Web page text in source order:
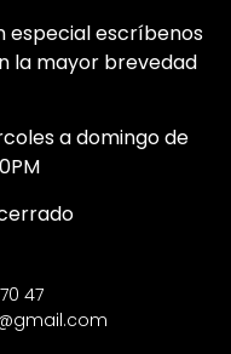
especial escríbenos
la mayor brevedad
a domingo de
47